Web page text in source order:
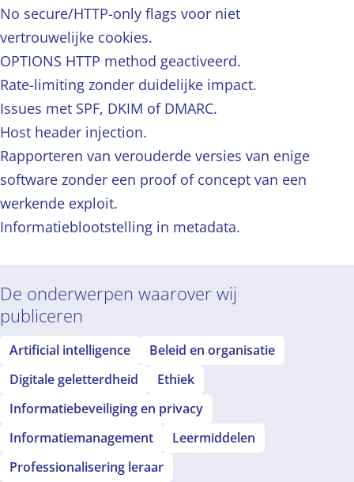
No secure/HTTP-only flags voor niet
vertrouwelijke cookies.
OPTIONS HTTP method geactiveerd.
Rate-limiting zonder duidelijke impact.
Issues met SPF, DKIM of DMARC.
Host header injection.
Rapporteren van verouderde versies van enige
software zonder een proof of concept van een
werkende exploit.
Informatieblootstelling in metadata.
De onderwerpen waarover wij
publiceren
Artificial intelligence
Beleid en organisatie
Digitale geletterdheid
Ethiek
Informatiebeveiliging en privacy
Informatiemanagement
Leermiddelen
Professionalisering leraar